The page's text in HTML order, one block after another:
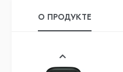
О ПРОДУКТЕ